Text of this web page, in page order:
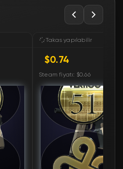
$0.83 🛒
$0.83 🛒
$0.84
$0.88🛒
$0.90🛒
$0.93🛒
$0.95🛒
Takas yapılabilir
$0.74
Steam fiyatı: $0.66